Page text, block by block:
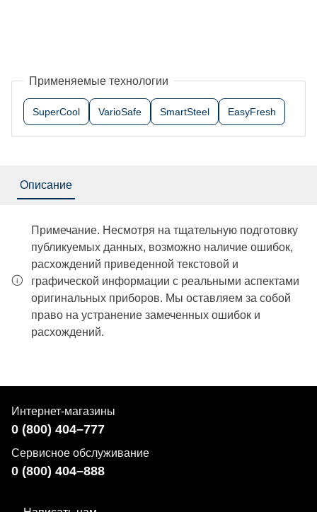
Применяемые технологии
SuperCool VarioSafe SmartSteel EasyFresh
Описание
Примечание. Несмотря на тщательную подготовку
публикуемых данных, возможно наличие ошибок,
расхождений приведенной текстовой и
графической информации с реальными аспектами
оригинальных приборов. Мы оставляем за собой
право на устранение замеченных ошибок и
расхождений.
Интернет-магазины
0 (800) 404–777
Сервисное обслуживание
0 (800) 404–888